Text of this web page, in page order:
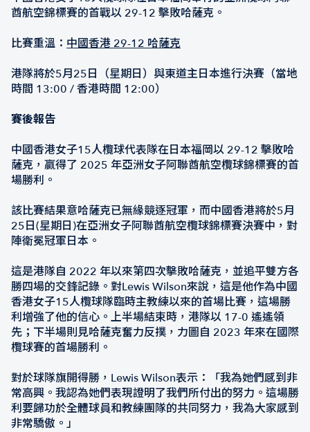
酋航空錦標賽的首戰以 29-12 擊敗哈薩克。
比賽重溫： 中國香港 29-12 哈薩克
港隊將於5月25日（星期日）與東道主日本進行決賽（當地
時間 13:00 / 香港時間 12:00）
賽後報告
中國香港女子15人欖球代表隊在日本福岡以 29-12 擊敗哈
薩克，贏得了 2025 年亞洲​​女子阿聯酋航空欖球錦標賽的首
場勝利。
該比賽結果意哈薩克已無緣競逐冠軍，而中國香港將於5月
25日(星期日)在亞洲​​女子阿聯酋航空欖球錦標賽決賽中，對
陣衛冕冠軍日本。
這是港隊自 2022 年以來第四次擊敗哈薩克，並追平雙方各
勝四場的交鋒記錄。對Lewis Wilson來說，這是他作為中國
香港女子15人欖球隊臨時主教練以來的首場比賽，這場勝
利增強了他的信心。上半場結束時，港隊以 17-0 遙遙領
先；下半場則見哈薩克奮力反撲，力圖自 2023 年來在國際
欖球賽的首場勝利。
對於球隊旗開得勝，Lewis Wilson表示：「我為她們感到非
常高興。我認為她們表現證明了我們所付出的努力。這場勝
利要歸功於全體球員和教練團隊的共同努力，我為大家感到
非常驕傲。」